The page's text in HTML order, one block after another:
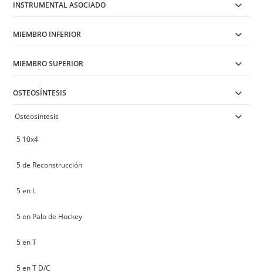
INSTRUMENTAL ASOCIADO
MIEMBRO INFERIOR
MIEMBRO SUPERIOR
OSTEOSÍNTESIS
Osteosíntesis
5 10x4
5 de Reconstrucción
5 en L
5 en Palo de Hockey
5 en T
5 en T D/C